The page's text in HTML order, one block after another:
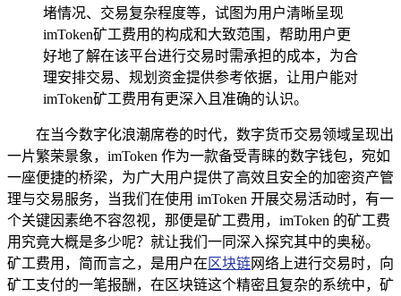
堵情况、交易复杂程度等，试图为用户清晰呈现
imToken矿工费用的构成和大致范围，帮助用户更
好地了解在该平台进行交易时需承担的成本，为合
理安排交易、规划资金提供参考依据，让用户能对
imToken矿工费用有更深入且准确的认识。
在当今数字化浪潮席卷的时代，数字货币交易领域呈现出
一片繁荣景象，imToken 作为一款备受青睐的数字钱包，宛如
一座便捷的桥梁，为广大用户提供了高效且安全的加密资产管
理与交易服务，当我们在使用 imToken 开展交易活动时，有一
个关键因素绝不容忽视，那便是矿工费用，imToken 的矿工费
用究竟大概是多少呢？就让我们一同深入探究其中的奥秘。
矿工费用，简而言之，是用户在 区块链网络上进行交易时，向
矿工支付的一笔报酬，在区块链这个精密且复杂的系统中，矿